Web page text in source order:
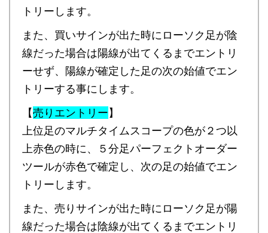
トリーします。
また、買いサインが出た時にローソク足が陰
線だった場合は陽線が出てくるまでエントリ
ーせず、陽線が確定した足の次の始値でエン
トリーする事にします。
【売りエントリー】
上位足のマルチタイムスコープの色が２つ以
上赤色の時に、５分足パーフェクトオーダー
ツールが赤色で確定し、次の足の始値でエン
トリーします。
また、売りサインが出た時にローソク足が陽
線だった場合は陰線が出てくるまでエントリ